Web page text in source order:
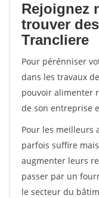
Rejoignez
trouver
Trancliere
Pour pérénniser
dans les travaux
pouvoir alimenter
de son entreprise
Pour les meilleurs
parfois suffire
augmenter leurs
passer par un
le secteur du